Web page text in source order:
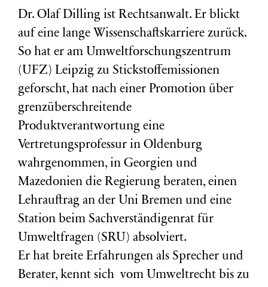
Dr. Olaf Dilling ist Rechtsanwalt. Er blickt
auf eine lange Wissenschaftskarriere zurück.
So hat er am Umweltforschungszentrum
(UFZ) Leipzig zu Stickstoffemissionen
geforscht, hat nach einer Promotion über
grenzüberschreitende
Produktverantwortung eine
Vertretungsprofessur in Oldenburg
wahrgenommen, in Georgien und
Mazedonien die Regierung beraten, einen
Lehrauftrag an der Uni Bremen und eine
Station beim Sachverständigenrat für
Umweltfragen (SRU) absolviert.
Er hat breite Erfahrungen als Sprecher und
Berater, kennt sich vom Umweltrecht bis zu